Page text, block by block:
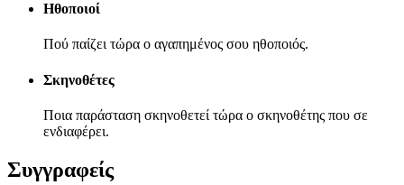
Ηθοποιοί
Πού παίζει τώρα ο αγαπημένος σου ηθοποιός.
Σκηνοθέτες
Ποια παράσταση σκηνοθετεί τώρα ο σκηνοθέτης που σε
ενδιαφέρει.
Συγγραφείς